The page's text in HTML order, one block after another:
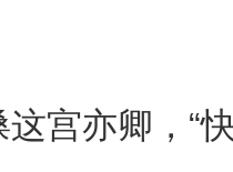
宫亦卿，“